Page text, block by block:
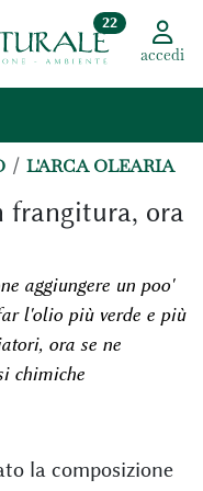
22
accedi
L'ARCA OLEARIA
frangitura, ora
aggiungere un poo'
l'olio più verde e più
ora se ne
chimiche
la composizione